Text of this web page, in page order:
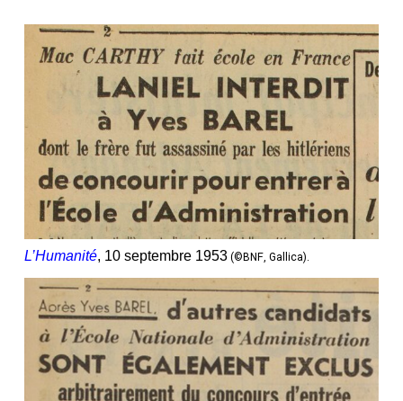
L’Humanité, 10 septembre 1953(©BNF, Gallica).